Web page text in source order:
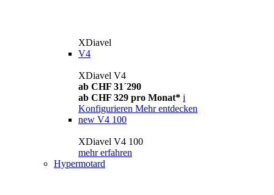
XDiavel
V4
XDiavel V4
ab CHF 31´290
ab CHF 329 pro Monat* i
Konfigurieren Mehr entdecken
new V4 100
XDiavel V4 100
mehr erfahren
Hypermotard